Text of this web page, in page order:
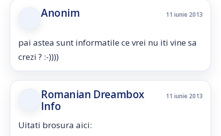
Anonim 11 iunie 2013
pai astea sunt informatile ce vrei nu iti vine sa
crezi ? :-))))
Romanian Dreambox
Info
11 iunie 2013
Uitati brosura aici: